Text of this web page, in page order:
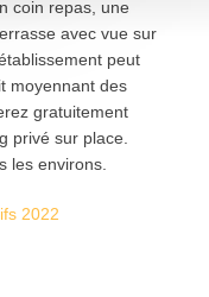
coin repas, une
avec vue sur
peut
moyennant des
gratuitement
privé sur place.
les environs.
2022